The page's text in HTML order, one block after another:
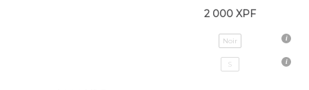
2 000 XPF
Noir
S